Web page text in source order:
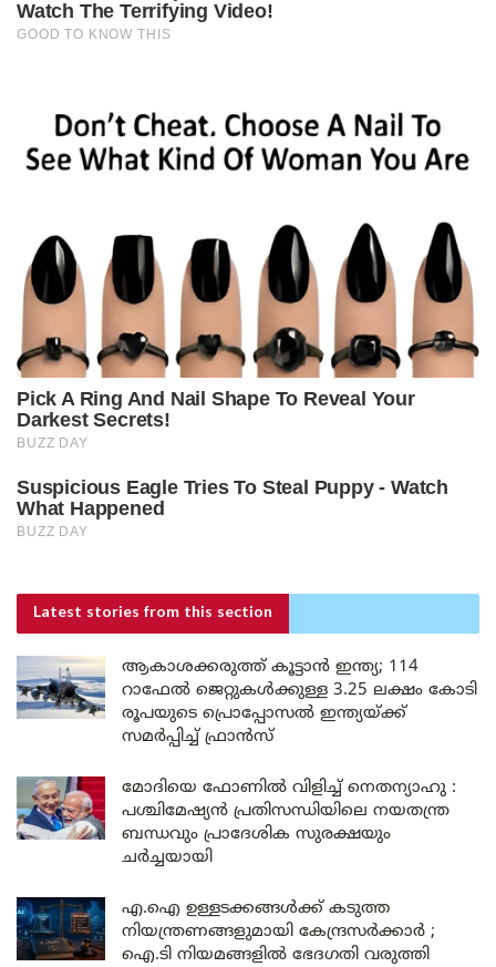
Latest stories from this section
ആകാശക്കരുത്ത് കൂട്ടാൻ ഇന്ത്യ; 114
റാഫേൽ ജെറ്റുകൾക്കുള്ള 3.25 ലക്ഷം കോടി
രൂപയുടെ പ്രൊപ്പോസൽ ഇന്ത്യയ്ക്ക്
സമർപ്പിച്ച് ഫ്രാൻസ്
മോദിയെ ഫോണിൽ വിളിച്ച് നെതന്യാഹു :
പശ്ചിമേഷ്യൻ പ്രതിസന്ധിയിലെ നയതന്ത്ര
ബന്ധവും പ്രാദേശിക സുരക്ഷയും
ചർച്ചയായി
എ.ഐ ഉള്ളടക്കങ്ങൾക്ക് കടുത്ത
നിയന്ത്രണങ്ങളുമായി കേന്ദ്രസർക്കാർ ;
ഐ.ടി നിയമങ്ങളിൽ ഭേദഗതി വരുത്തി